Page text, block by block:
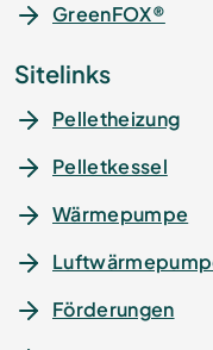
GreenFOX®
Sitelinks
Pelletheizung
Pelletkessel
Wärmepumpe
Förderungen